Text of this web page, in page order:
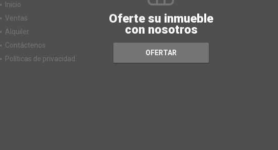
Inicio
Ventas
Alquiler
Contáctenos
Políticas de privacidad
Oferte su inmueble
con nosotros
OFERTAR